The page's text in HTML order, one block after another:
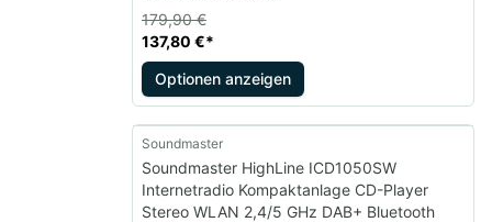
137,80 €*
179,90 €
Optionen anzeigen
Soundmaster
Soundmaster HighLine ICD1050SW
Internetradio Kompaktanlage CD-Player
Stereo WLAN 2,4/5 GHz DAB+ Bluetooth